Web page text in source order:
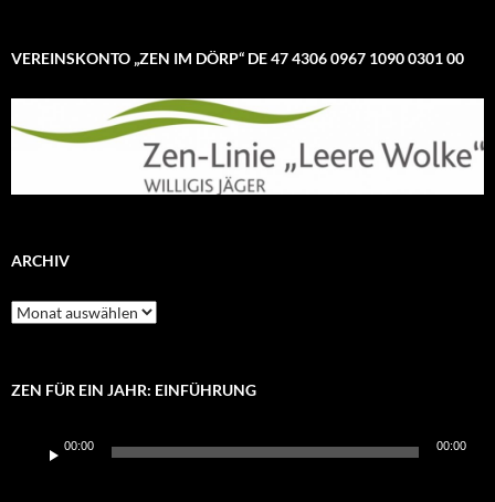
VEREINSKONTO „ZEN IM DÖRP“ DE 47 4306 0967 1090 0301 00
ARCHIV
Archiv
ZEN FÜR EIN JAHR: EINFÜHRUNG
Player
00:00 00:00